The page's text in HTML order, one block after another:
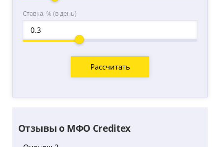
Ставка, % (в день)
Расcчитать
Отзывы о МФО Creditex